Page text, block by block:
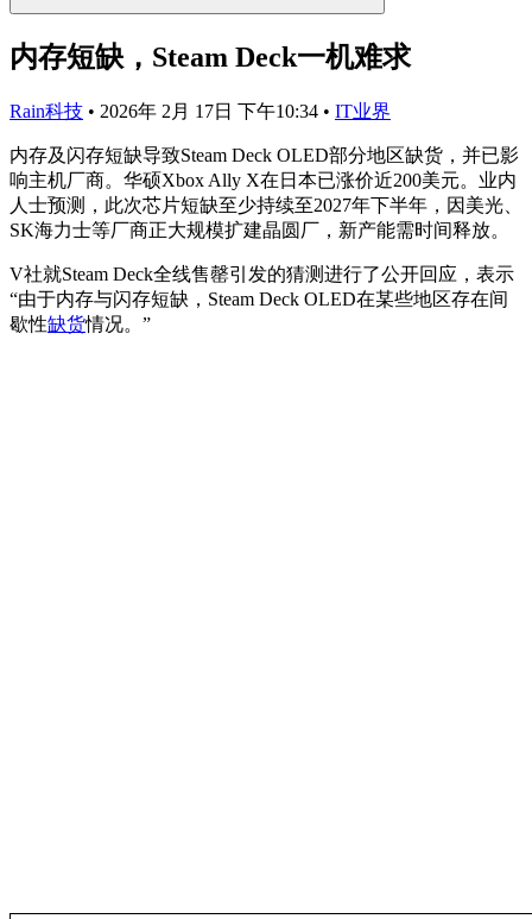
内存短缺，Steam Deck一机难求
Rain科技 • 2026年 2月 17日 下午10:34 • IT业界
内存及闪存短缺导致Steam Deck OLED部分地区缺货，并已影
响主机厂商。华硕Xbox Ally X在日本已涨价近200美元。业内
人士预测，此次芯片短缺至少持续至2027年下半年，因美光、
SK海力士等厂商正大规模扩建晶圆厂，新产能需时间释放。
V社就Steam Deck全线售罄引发的猜测进行了公开回应，表示
“由于内存与闪存短缺，Steam Deck OLED在某些地区存在间
歇性缺货情况。”